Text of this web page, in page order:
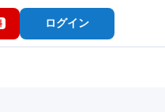
ログイン